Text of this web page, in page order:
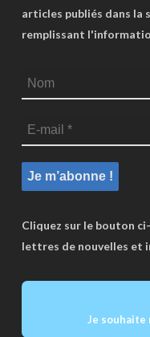
articles publiés dans la
remplissant
Cliquez sur le bouton
lettres de nouvelles et
Je souhaite